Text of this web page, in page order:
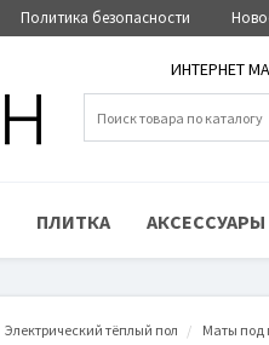
Политика безопасности
ИНТЕРНЕТ
ПЛИТКА АКСЕССУАРЫ
Электрический тёплый пол Маты под